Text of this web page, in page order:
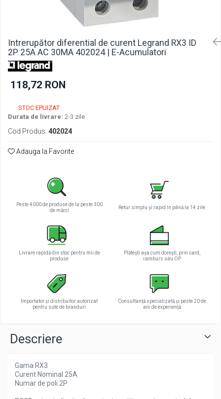
Sisteme de management (BMS)
Redresoare auto, moto, barci si
stationare
Intrerupător diferential de curent Legrand RX3 ID
2P 25A AC 30MA 402024 | E-Acumulatori
118,72 RON
STOC EPUIZAT
Durata de livrare: 2-3 zile
Cod Produs: 402024
Adauga la Favorite
Peste 4000 de produse de la peste 300
de mărci
Retur simplu și rapid în până la 14 zile
Livrare rapidă din stoc pentru mii de
produse
Plătești așa cum dorești, prin card,
ramburs sau OP
Importator și distribuitor autorizat
pentru sute de branduri
Consultanță specializată și peste 20 de
ani de experiență
Descriere
Gama RX3
Curent Nominal 25A
Numar de poli 2P